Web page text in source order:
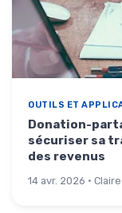
OUTILS ET
Donation-
sécuriser sa
des revenus
14 avr. 2026 ·